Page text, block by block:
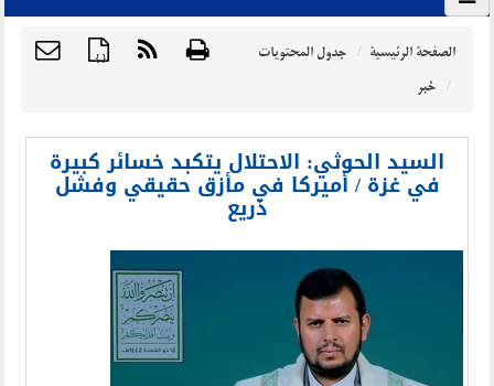
{ } الصفحة الرئيسية
جدول المحتويات
خبر
السيد الحوثي: الاحتلال يتكبد خسائر كبيرة
في غزة / أميركا في مأزق حقيقي وفشل
ذريع